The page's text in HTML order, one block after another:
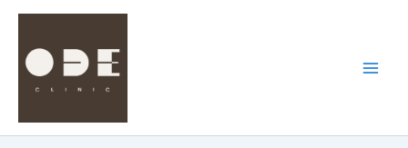
뛰